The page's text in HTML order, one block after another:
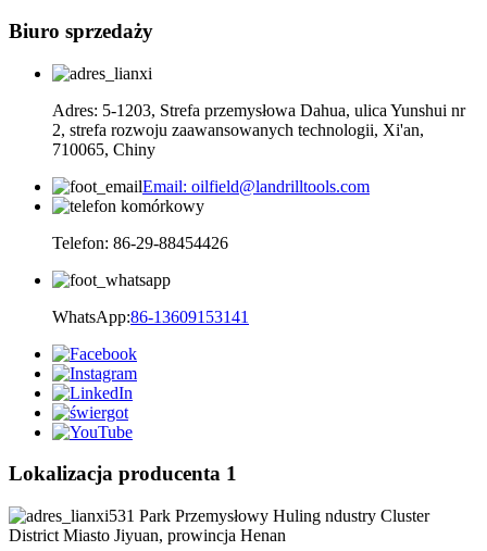
Biuro sprzedaży
Adres: 5-1203, Strefa przemysłowa Dahua, ulica Yunshui nr
2, strefa rozwoju zaawansowanych technologii, Xi'an,
710065, Chiny
Email: oilfield@landrilltools.com
Telefon: 86-29-88454426
WhatsApp:86-13609153141
Lokalizacja producenta 1
531 Park Przemysłowy Huling ndustry Cluster
District Miasto Jiyuan, prowincja Henan